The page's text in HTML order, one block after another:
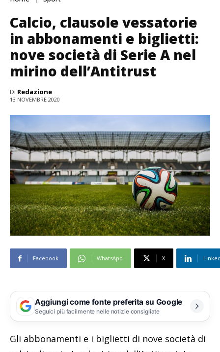
Calcio, clausole vessatorie
in abbonamenti e biglietti:
nove società di Serie A nel
mirino dell’Antitrust
Di Redazione
13 NOVEMBRE 2020
Facebook WhatsApp X
Aggiungi come fonte preferita su Google
Seguici più facilmente nelle notizie consigliate
Gli abbonamenti e i biglietti di nove società di